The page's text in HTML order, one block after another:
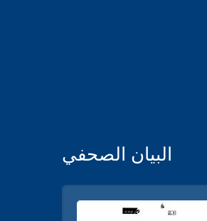
البيان الصحفي